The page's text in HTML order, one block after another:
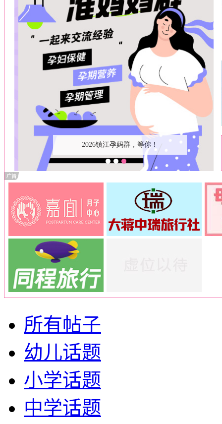
所有帖子
幼儿话题
小学话题
中学话题